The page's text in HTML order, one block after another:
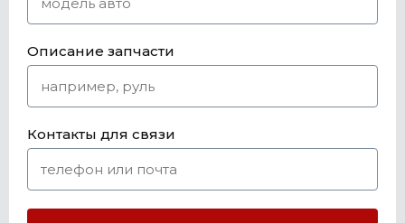
Описание запчасти
Контакты для связи